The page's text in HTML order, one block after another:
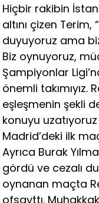
Hiçbir rakibin
altını çizen
duyuyoruz ama
Biz oynuyoruz,
Şampiyonlar
önemli takımıyız.
eşleşmenin şekli
konuyu
Madrid’deki ilk
Ayrıca Burak
gördü ve cezalı
oynanan maçta
ofsayttı.